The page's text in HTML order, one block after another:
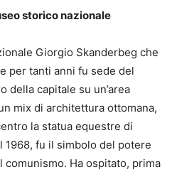
storico nazionale
Giorgio Skanderbeg che
per tanti anni fu sede del
della capitale su un’area
mix di architettura ottomana,
la statua equestre di
1968, fu il simbolo del potere
Ha ospitato, prima